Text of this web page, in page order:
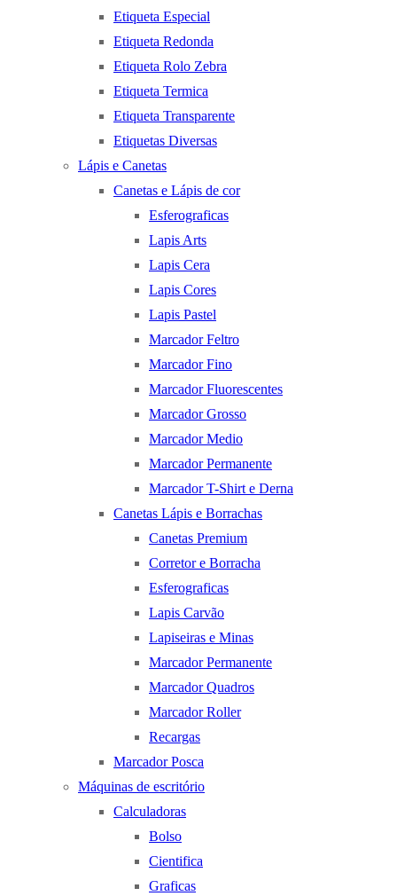
Etiqueta Especial
Etiqueta Redonda
Etiqueta Rolo Zebra
Etiqueta Termica
Etiqueta Transparente
Etiquetas Diversas
Lápis e Canetas
Canetas e Lápis de cor
Esferograficas
Lapis Arts
Lapis Cera
Lapis Cores
Lapis Pastel
Marcador Feltro
Marcador Fino
Marcador Fluorescentes
Marcador Grosso
Marcador Medio
Marcador Permanente
Marcador T-Shirt e Derna
Canetas Lápis e Borrachas
Canetas Premium
Corretor e Borracha
Esferograficas
Lapis Carvão
Lapiseiras e Minas
Marcador Permanente
Marcador Quadros
Marcador Roller
Recargas
Marcador Posca
Máquinas de escritório
Calculadoras
Bolso
Cientifica
Graficas